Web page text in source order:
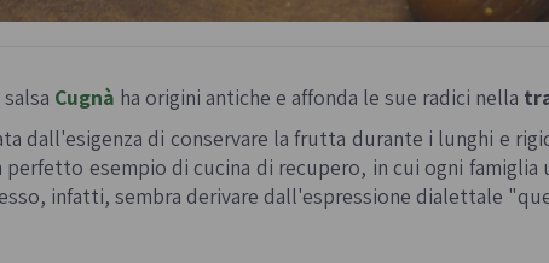
salsa Cugnà ha origini antiche e affonda le sue radici nella
dall'esigenza di conservare la frutta durante i lunghi e
perfetto esempio di cucina di recupero, in cui ogni
infatti, sembra derivare dall'espressione dialettale "